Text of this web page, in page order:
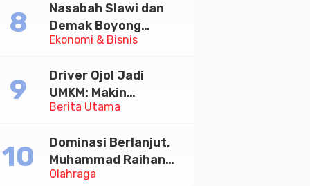
Ekonomi & Bisnis
Nasabah Slawi dan
Demak Boyong
Toyota Innova Zenix
Tabungan Bima Bank
Jateng
Berita Utama
Driver Ojol Jadi
UMKM: Makin
Sejahtera atau
Diskusi Paramadina
Olahraga
Dominasi Berlanjut,
Muhammad Raihan
Fadila Sabet Emas